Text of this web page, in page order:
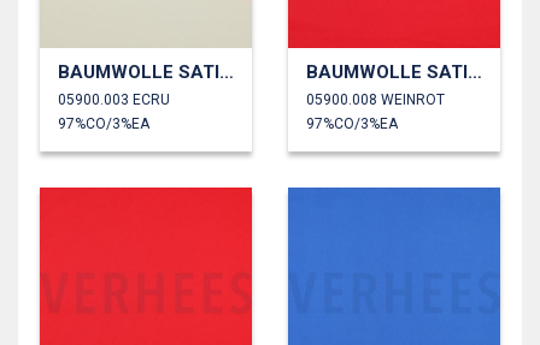
BAUMWOLLE SATIN STRETCH
05900.003 ECRU
97%CO/3%EA
BAUMWOLLE SATIN STRETCH
05900.008 WEINROT
97%CO/3%EA